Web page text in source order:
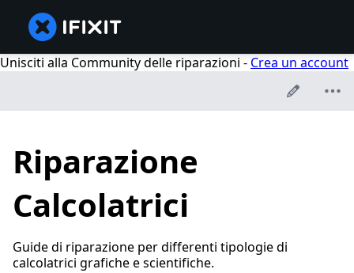
Unisciti alla Community delle riparazioni - Crea un account
Riparazione
Calcolatrici
Guide di riparazione per differenti tipologie di
calcolatrici grafiche e scientifiche.